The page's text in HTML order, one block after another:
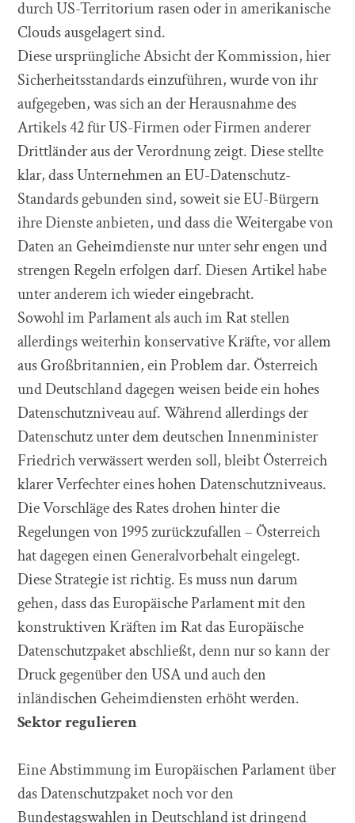
durch US-Territorium rasen oder in amerikanische
Clouds ausgelagert sind.
Diese ursprüngliche Absicht der Kommission, hier
Sicherheitsstandards einzuführen, wurde von ihr
aufgegeben, was sich an der Herausnahme des
Artikels 42 für US-Firmen oder Firmen anderer
Drittländer aus der Verordnung zeigt. Diese stellte
klar, dass Unternehmen an EU-Datenschutz-
Standards gebunden sind, soweit sie EU-Bürgern
ihre Dienste anbieten, und dass die Weitergabe von
Daten an Geheimdienste nur unter sehr engen und
strengen Regeln erfolgen darf. Diesen Artikel habe
unter anderem ich wieder eingebracht.
Sowohl im Parlament als auch im Rat stellen
allerdings weiterhin konservative Kräfte, vor allem
aus Großbritannien, ein Problem dar. Österreich
und Deutschland dagegen weisen beide ein hohes
Datenschutzniveau auf. Während allerdings der
Datenschutz unter dem deutschen Innenminister
Friedrich verwässert werden soll, bleibt Österreich
klarer Verfechter eines hohen Datenschutzniveaus.
Die Vorschläge des Rates drohen hinter die
Regelungen von 1995 zurückzufallen – Österreich
hat dagegen einen Generalvorbehalt eingelegt.
Diese Strategie ist richtig. Es muss nun darum
gehen, dass das Europäische Parlament mit den
konstruktiven Kräften im Rat das Europäische
Datenschutzpaket abschließt, denn nur so kann der
Druck gegenüber den USA und auch den
inländischen Geheimdiensten erhöht werden.
Sektor regulieren
Eine Abstimmung im Europäischen Parlament über
das Datenschutzpaket noch vor den
Bundestagswahlen in Deutschland ist dringend